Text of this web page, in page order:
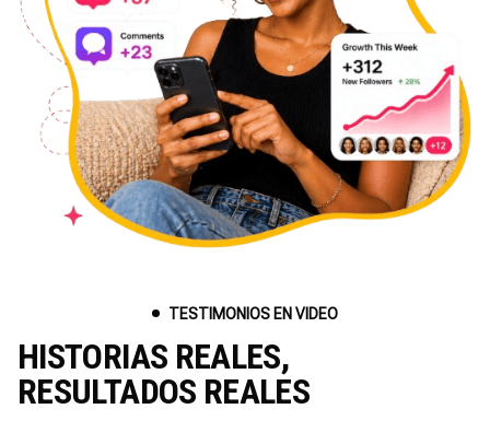
TESTIMONIOS EN VIDEO
HISTORIAS REALES,
RESULTADOS REALES